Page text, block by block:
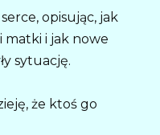
opisując, jak
matki i jak nowe
sytuację.
że ktoś go